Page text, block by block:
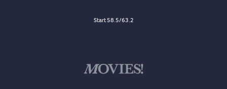
Start 58.5/63.2